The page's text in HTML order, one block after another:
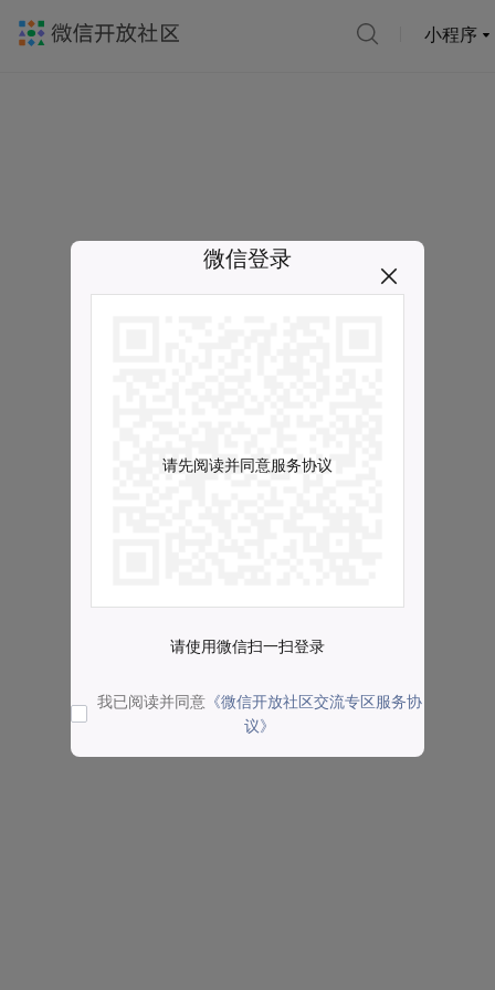
小程序
微信登录
请先阅读并同意服务协议
请使用微信扫一扫登录
我已阅读并同意 《微信开放社区交流专区服务协
议》